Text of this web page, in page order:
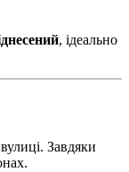
, ідеально
Завдяки